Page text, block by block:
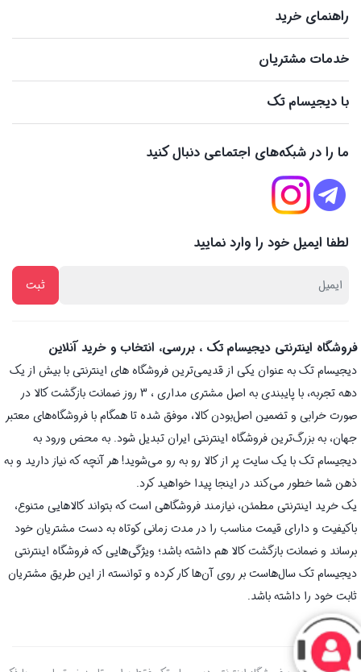
راهنمای خرید
خدمات مشتریان
با دیجیسام تک
ما را در شبکه‌های اجتماعی دنبال کنید
لطفا ایمیل خود را وارد نمایید
فروشگاه اینترنتی دیجیسام تک ، بررسی، انتخاب و خرید آنلاین
دیجیسام تک به عنوان یکی از قدیمی‌ترین فروشگاه های اینترنتی با بیش از یک
دهه تجربه، با پایبندی به اصل مشتری مداری ، 3 روز ضمانت بازگشت کالا در
صورت خرابی و تضمین اصل‌بودن کالا، موفق شده تا همگام با فروشگاه‌های معتبر
جهان، به بزرگ‌ترین فروشگاه اینترنتی ایران تبدیل شود. به محض ورود به
دیجیسام تک با یک سایت پر از کالا رو به رو می‌شوید! هر آنچه که نیاز دارید و به
ذهن شما خطور می‌کند در اینجا پیدا خواهید کرد.
یک خرید اینترنتی مطمئن، نیازمند فروشگاهی است که بتواند کالاهایی متنوع،
باکیفیت و دارای قیمت مناسب را در مدت زمانی کوتاه به دست مشتریان خود
برساند و ضمانت بازگشت کالا هم داشته باشد؛ ویژگی‌هایی که فروشگاه اینترنتی
دیجیسام تک سال‌هاست بر روی آن‌ها کار کرده و توانسته از این طریق مشتریان
ثابت خود را داشته باشد.